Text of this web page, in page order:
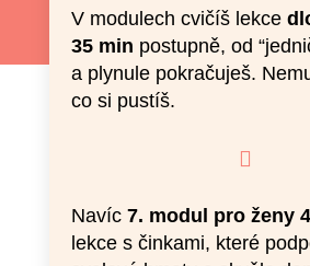
V modulech cvičíš lekce
35 min postupně, od
a plynule pokračuješ.
co si pustíš.

Navíc7. modul pro ženy
lekce s činkami, které